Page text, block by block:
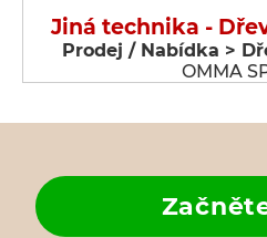
Jiná technika -
Prodej / Nabídka >
OMMA